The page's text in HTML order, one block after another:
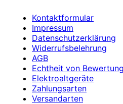
Kontaktformular
Impressum
Datenschutzerklärung
Widerrufsbelehrung
AGB
Echtheit von
Elektroaltgeräte
Zahlungsarten
Versandarten